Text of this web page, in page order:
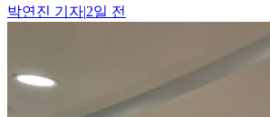
박연진 기자|2일 전